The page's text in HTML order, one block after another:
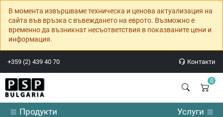
В момента извършваме техническа и ценова актуализация на
сайта във връзка с въвеждането на еврото. Възможно е
временно да възникнат несъответствия в показваните цени и
информация.
+359 (2) 439 40 70 Контакти
0
Продукти Услуги